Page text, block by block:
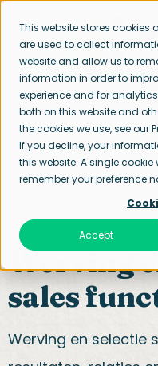
This website stores cookies
are used to collect
website and allow us to
information in order to
experience and for
both on this website and
the cookies we use, see our
If you decline, your
this website. A single
remember your preference
Accept
Verkoop,
Werving
sales
Werving en selectie